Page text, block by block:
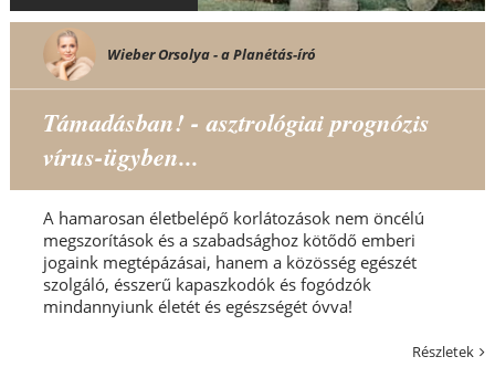
Wieber Orsolya - a Planétás-író
Támadásban! - asztrológiai prognózis
vírus-ügyben...
A hamarosan életbelépő korlátozások nem öncélú
megszorítások és a szabadsághoz kötődő emberi
jogaink megtépázásai, hanem a közösség egészét
szolgáló, ésszerű kapaszkodók és fogódzók
mindannyiunk életét és egészségét óvva!
Részletek